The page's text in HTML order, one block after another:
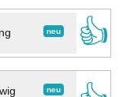
neu
👍
neu